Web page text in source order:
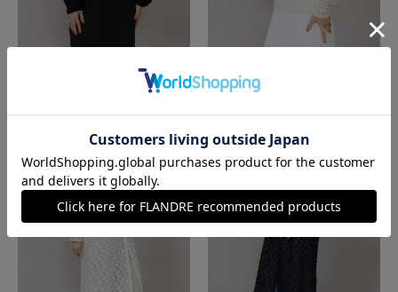
透かし柄ボートネックプルオーバー
￥11,000(税込)
OFF